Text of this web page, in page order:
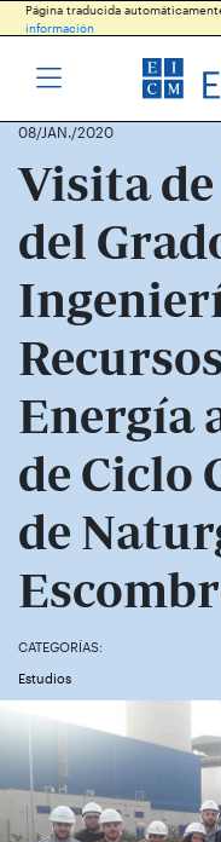
Página traducida
información
08/JAN./2020
Visita
del
Energía
de Ciclo
de
CATEGORÍAS:
Estudios